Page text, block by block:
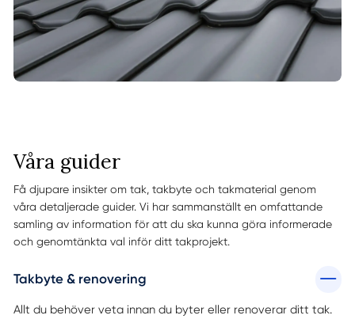
Våra guider
Få djupare insikter om tak, takbyte och takmaterial genom
våra detaljerade guider. Vi har sammanställt en omfattande
samling av information för att du ska kunna göra informerade
och genomtänkta val inför ditt takprojekt.
Takbyte & renovering
Allt du behöver veta innan du byter eller renoverar ditt tak.